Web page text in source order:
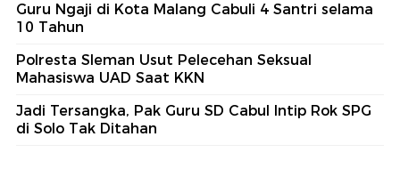
Guru Ngaji di Kota Malang Cabuli 4 Santri selama
10 Tahun
Polresta Sleman Usut Pelecehan Seksual
Mahasiswa UAD Saat KKN
Jadi Tersangka, Pak Guru SD Cabul Intip Rok SPG
di Solo Tak Ditahan